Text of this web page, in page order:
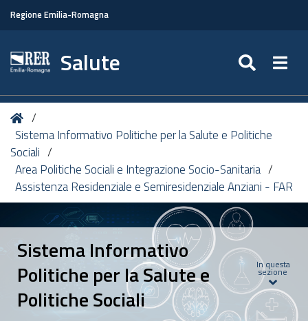
Regione Emilia-Romagna
Salute
Tu
sei
qui:
Home
Sistema Informativo Politiche per la Salute e Politiche
Sociali
Area Politiche Sociali e Integrazione Socio-Sanitaria
Assistenza Residenziale e Semiresidenziale Anziani - FAR
Sistema Informativo
Politiche per la Salute e
Politiche Sociali
In questa
sezione